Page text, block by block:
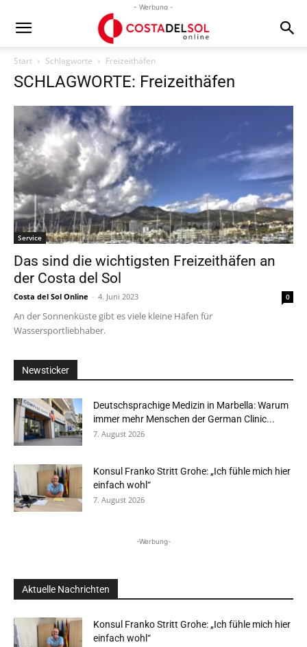
- Werbung -
Start Schlagworte Freizeithäfen
SCHLAGWORTE: Freizeithäfen
Service
Das sind die wichtigsten Freizeithäfen an
der Costa del Sol
Costa del Sol Online - 4. Juni 2023 0
An der Sonnenküste gibt es viele kleine Häfen für
Wassersportliebhaber.
Newsticker
Deutschsprachige Medizin in Marbella: Warum
immer mehr Menschen der German Clinic...
7. August 2026
Konsul Franko Stritt Grohe: „Ich fühle mich hier
einfach wohl“
7. August 2026
-Werbung-
Aktuelle Nachrichten
Konsul Franko Stritt Grohe: „Ich fühle mich hier
einfach wohl“